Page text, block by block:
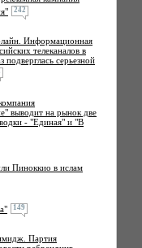
242
Информационная
телеканалов в
подверглась серьезной
выводит на рынок две
- "Единая" и "В
Пиноккио в ислам
149
Партия